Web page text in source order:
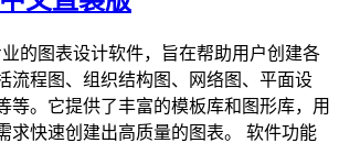
的图表设计软件，旨在帮助用户创建各
流程图、组织结构图、网络图、平面设
等。它提供了丰富的模板库和图形库，用
求快速创建出高质量的图表。 软件功能